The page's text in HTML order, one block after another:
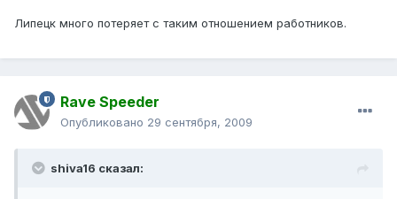
Липецк много потеряет с таким отношением работников.
Rave Speeder
Опубликовано 29 сентября, 2009
shiva16 сказал: